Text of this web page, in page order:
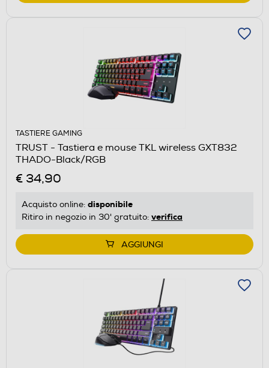
TASTIERE GAMING
TRUST - Tastiera e mouse TKL wireless GXT832
THADO-Black/RGB
€ 34,90
Acquisto online: disponibile
Ritiro in negozio in 30' gratuito: verifica
AGGIUNGI